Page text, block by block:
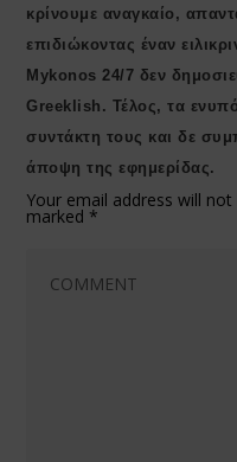
κρίνουμε αναγκαίο,
επιδιώκοντας έναν
Μykonos 24/7 δεν
Greeklish. Τέλος, τα
συντάκτη τους και δε
άποψη της εφημερίδας.
Your email address will not
marked *